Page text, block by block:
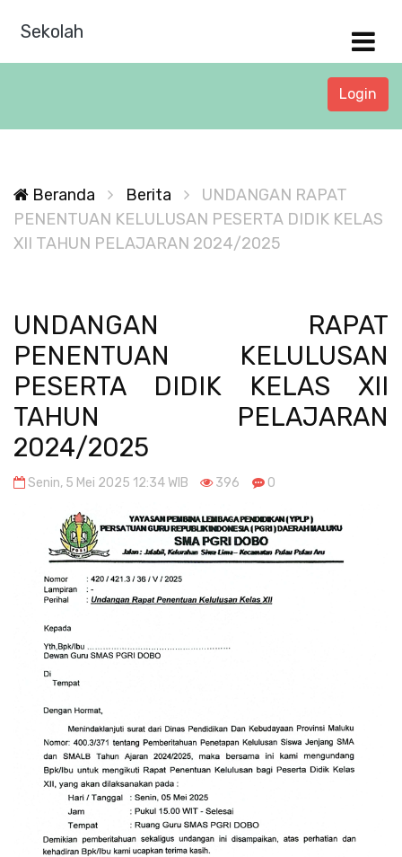
Sekolah
Login
Beranda Berita
UNDANGAN RAPAT
PENENTUAN KELULUSAN PESERTA DIDIK KELAS
XII TAHUN PELAJARAN 2024/2025
UNDANGAN RAPAT
PENENTUAN KELULUSAN
PESERTA DIDIK KELAS XII
TAHUN PELAJARAN
2024/2025
Senin, 5 Mei 2025 12:34 WIB 396 0